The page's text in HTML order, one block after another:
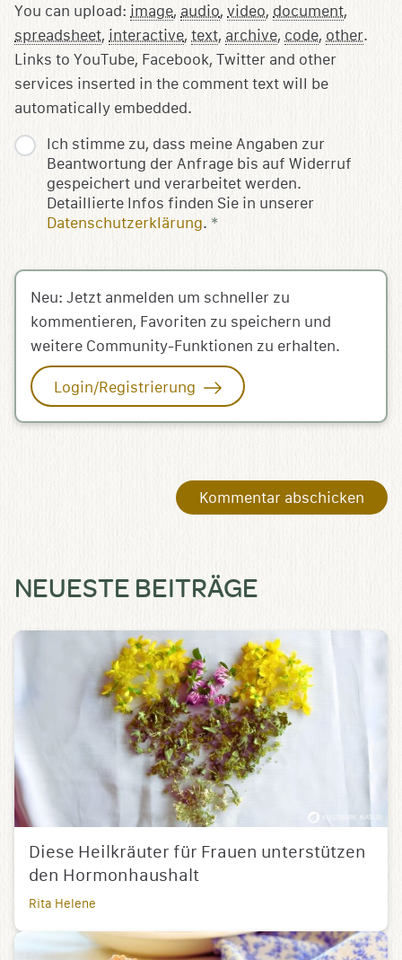
Ich stimme zu, dass meine Angaben zur
Beantwortung der Anfrage bis auf Widerruf
gespeichert und verarbeitet werden.
Detaillierte Infos finden Sie in unserer
Datenschutzerklärung. *
You can upload: image, audio, video, document,
spreadsheet, interactive, text, archive, code, other.
Links to YouTube, Facebook, Twitter and other
services inserted in the comment text will be
automatically embedded.
Neu: Jetzt anmelden um schneller zu
kommentieren, Favoriten zu speichern und
weitere Community-Funktionen zu erhalten.
Login/Registrierung
NEUESTE BEITRÄGE
Diese Heilkräuter für Frauen unterstützen
den Hormonhaushalt
Rita Helene